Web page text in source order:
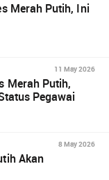
Merah Putih, Ini
11 May 2026
Merah Putih,
Pegawai
8 May 2026
Akan